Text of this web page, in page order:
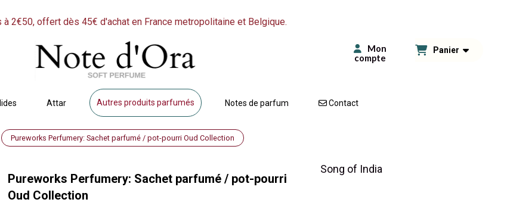
2€50, offert dès 45€ d'achat en France metropolitaine et Belgique.
Mon
compte
Panier
Attar Autres produits parfumés Notes de parfum Contact
Pureworks Perfumery: Sachet parfumé / pot-pourri Oud Collection
Pureworks Perfumery: Sachet parfumé / pot-pourri
Oud Collection
Song of India